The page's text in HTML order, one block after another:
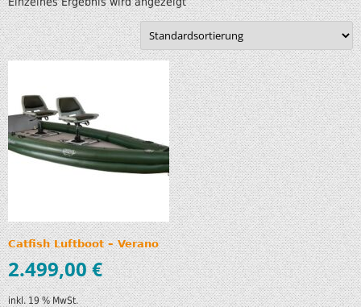
Catfish Luftboot – Verano
2.499,00€
inkl. 19 % MwSt.